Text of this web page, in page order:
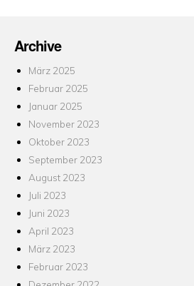
Archive
März 2025
Februar 2025
Januar 2025
November 2023
Oktober 2023
September 2023
August 2023
Juli 2023
Juni 2023
April 2023
März 2023
Februar 2023